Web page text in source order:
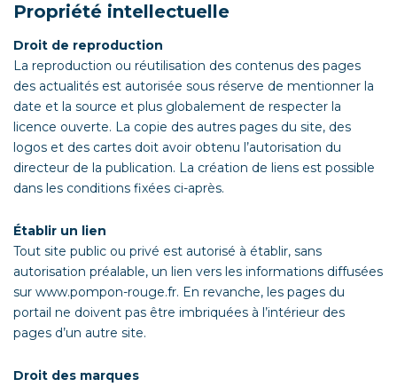
Propriété intellectuelle
Droit de reproduction
La reproduction ou réutilisation des contenus des pages
des actualités est autorisée sous réserve de mentionner la
date et la source et plus globalement de respecter la
licence ouverte. La copie des autres pages du site, des
logos et des cartes doit avoir obtenu l’autorisation du
directeur de la publication. La création de liens est possible
dans les conditions fixées ci-après.
Établir un lien
Tout site public ou privé est autorisé à établir, sans
autorisation préalable, un lien vers les informations diffusées
sur www.pompon-rouge.fr. En revanche, les pages du
portail ne doivent pas être imbriquées à l’intérieur des
pages d’un autre site.
Droit des marques